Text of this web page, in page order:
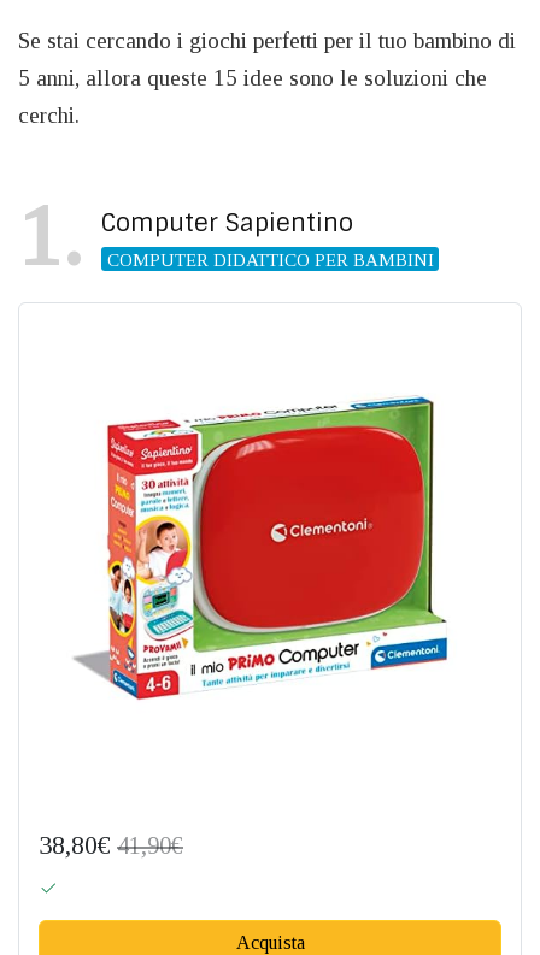
Se stai cercando i giochi perfetti per il tuo bambino di
5 anni, allora queste 15 idee sono le soluzioni che
cerchi.
1 Computer Sapientino
COMPUTER DIDATTICO PER BAMBINI
38,80€ 41,90€
Acquista